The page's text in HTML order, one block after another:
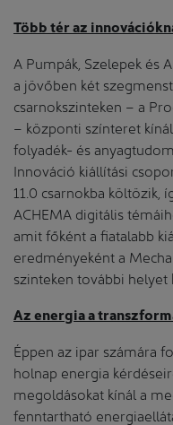
Több tér az
A Pumpák, Szelepek és
a jövőben két
csarnokszinteken – a
– központi színteret
folyadék- és
Innováció kiállítási
11.0 csarnokba költözik,
ACHEMA digitális
amit főként a fiatalabb
eredményeként a
szinteken további helyet
Az energia a
Éppen az ipar számára
holnap energia
megoldásokat kínál a
fenntartható